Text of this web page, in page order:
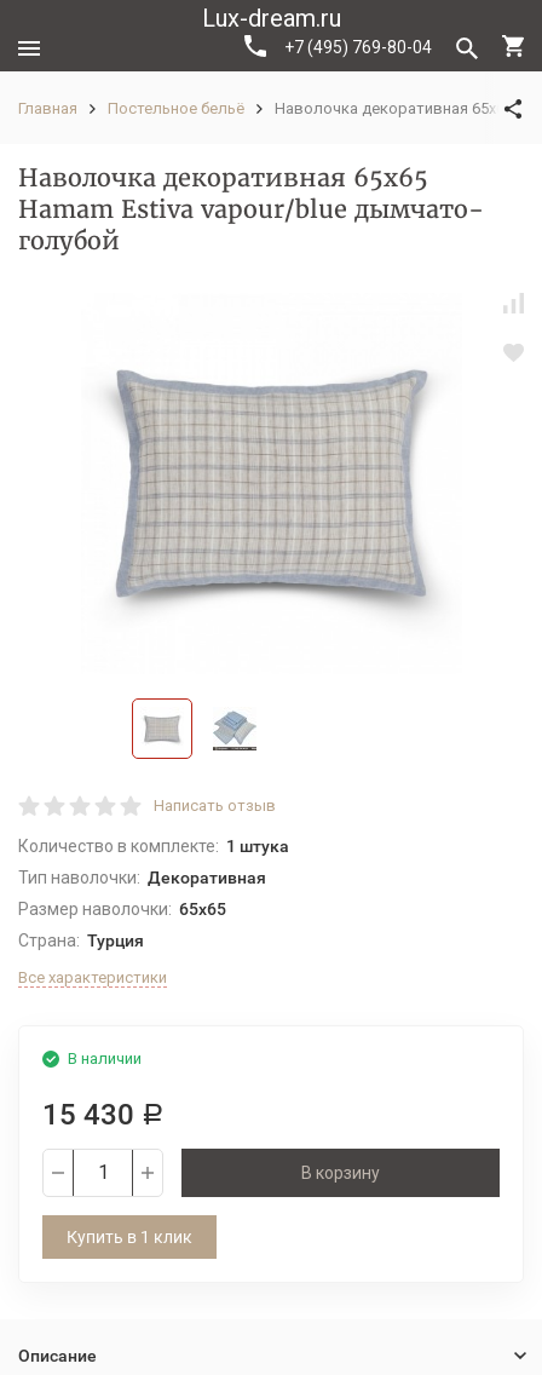
Lux-dream.ru
+7 (495) 769-80-04
Главная Постельное бельё Наволочка декоративная 65x65
Наволочка декоративная 65x65
Hamam Estiva vapour/blue дымчато-
голубой
Написать отзыв
Количество в комплекте: 1 штука
Тип наволочки: Декоративная
Размер наволочки: 65x65
Страна: Турция
Все характеристики
В наличии
15 430 Р
В корзину
Купить в 1 клик
Описание